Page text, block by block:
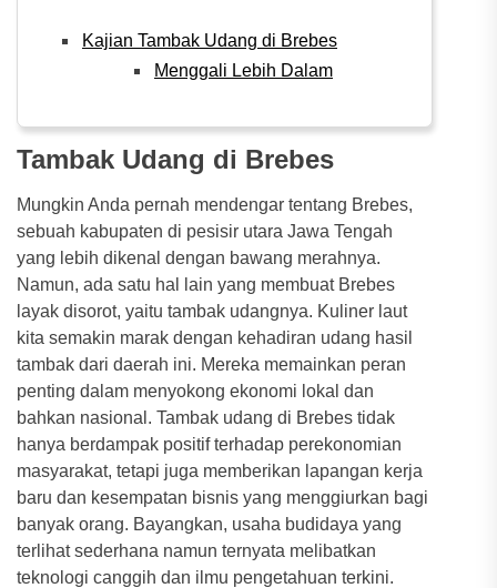
Kajian Tambak Udang di Brebes
Menggali Lebih Dalam
Tambak Udang di Brebes
Mungkin Anda pernah mendengar tentang Brebes,
sebuah kabupaten di pesisir utara Jawa Tengah
yang lebih dikenal dengan bawang merahnya.
Namun, ada satu hal lain yang membuat Brebes
layak disorot, yaitu tambak udangnya. Kuliner laut
kita semakin marak dengan kehadiran udang hasil
tambak dari daerah ini. Mereka memainkan peran
penting dalam menyokong ekonomi lokal dan
bahkan nasional. Tambak udang di Brebes tidak
hanya berdampak positif terhadap perekonomian
masyarakat, tetapi juga memberikan lapangan kerja
baru dan kesempatan bisnis yang menggiurkan bagi
banyak orang. Bayangkan, usaha budidaya yang
terlihat sederhana namun ternyata melibatkan
teknologi canggih dan ilmu pengetahuan terkini.